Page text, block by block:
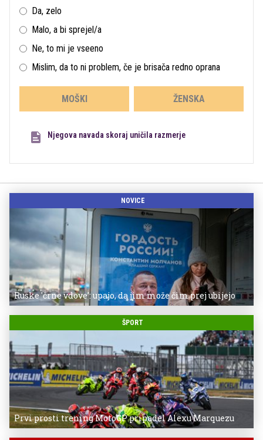
Da, zelo
Malo, a bi sprejel/a
Ne, to mi je vseeno
Mislim, da to ni problem, če je brisača redno oprana
MOŠKI ŽENSKA
Njegova navada skoraj uničila razmerje
NOVICE
Ruske 'črne vdove': upajo, da jim može čim prej ubijejo
ŠPORT
Prvi prosti trening MotoGP pripadel Alexu Marquezu